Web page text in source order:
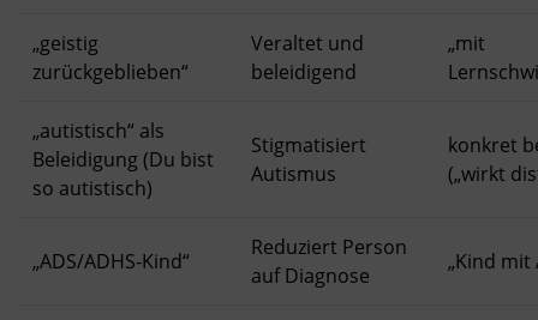
„geistig
zurückgeblieben“
Veraltet und
beleidigend
„mit
„autistisch“ als
Beleidigung (Du bist
so autistisch)
Stigmatisiert
Autismus
konkret
(„wirkt
„ADS/ADHS-Kind“
Reduziert Person
auf Diagnose
„Kind mit